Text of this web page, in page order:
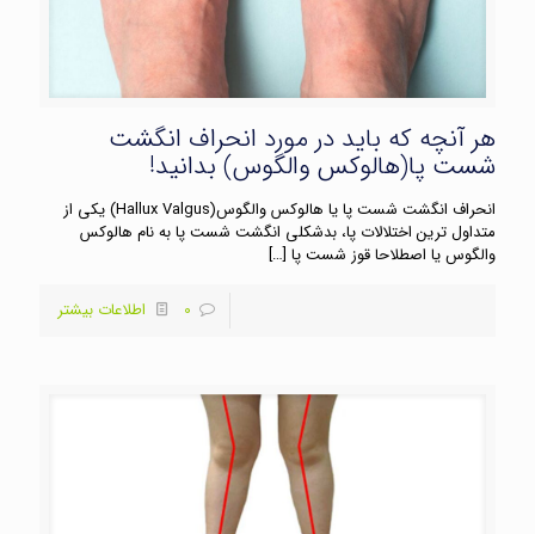
هر آنچه که باید در مورد انحراف انگشت
شست پا(هالوکس والگوس) بدانید!
انحراف انگشت شست پا یا هالوکس والگوس(Hallux Valgus) یکی از
متداول ترین اختلالات پا، بدشکلی انگشت شست پا به نام هالوکس
والگوس یا اصطلاحا قوز شست پا […]
0 اطلاعات بیشتر